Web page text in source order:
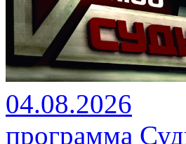
04.08.2026
программа